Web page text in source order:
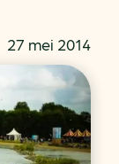
27 mei 2014